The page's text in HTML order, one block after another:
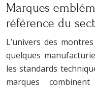
Marques
référence du
L’univers des
quelques
les standards
marques